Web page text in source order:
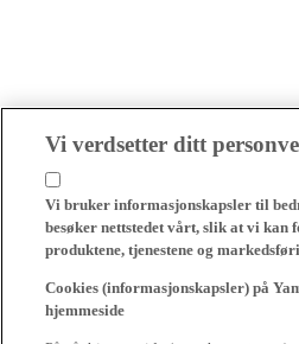
Vi verdsetter ditt
Vi bruker informasjonskapsler til
besøker nettstedet vårt, slik at vi kan
produktene, tjenestene og
Cookies (informasjonskapsler) på
hjemmeside